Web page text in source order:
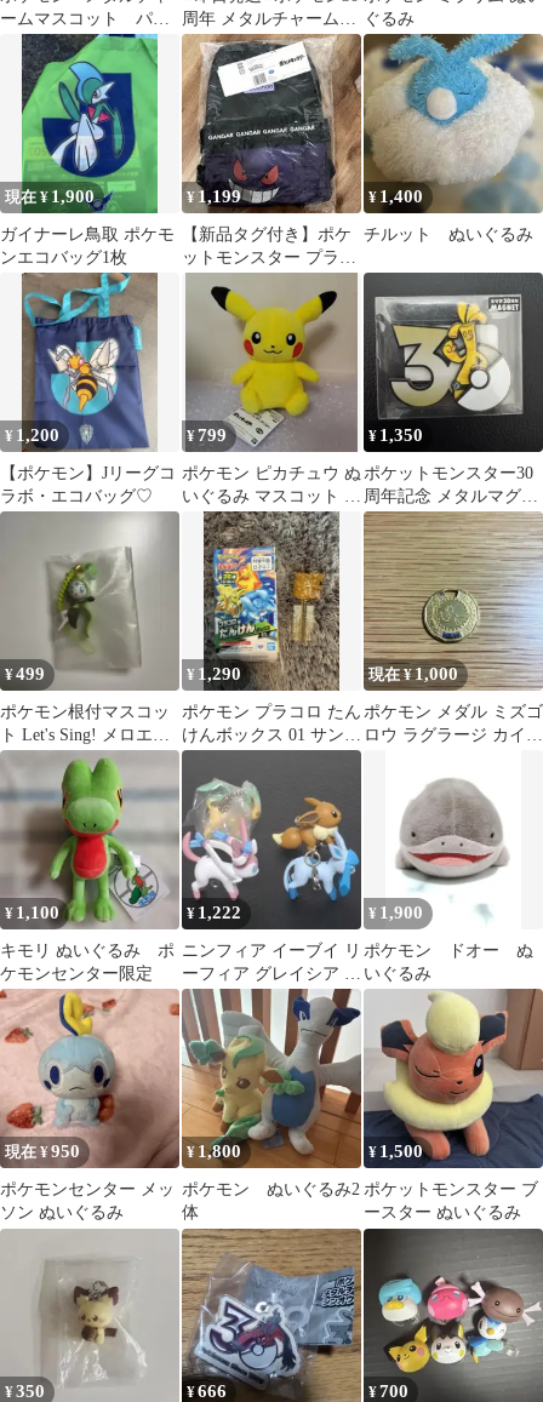
ームマスコット パル
キア 1点
周年 メタルチャームマ
スコット ミュウツー
ぐるみ
現在 ¥ 1,900
ガイナーレ鳥取 ポケモ
ンエコバッグ1枚
¥ 1,199
【新品タグ付き】ポケ
ットモンスター プラチ
ュック ゲンガー
¥ 1,400
チルット ぬいぐるみ
¥ 1,200
【ポケモン】Jリーグコ
ラボ・エコバッグ♡
¥799
ポケモン ピカチュウ ぬ
いぐるみ マスコット ポ
ケットモンスター はら
ぺこもよう
¥ 1,350
ポケットモンスター30
周年記念 メタルマグネ
ット サーフゴー
¥499
ポケモン根付マスコッ
ト Let's Sing! メロエッ
タ
¥ 1,290
ポケモン プラコロ たん
けんボックス 01 サンダ
ー 横向き【レア】
現在 ¥1,000
ポケモン メダル ミズゴ
ロウ ラグラージ カイオ
¥ 1,100
キモリ ぬいぐるみ ポ
ケモンセンター限定
¥ 1,222
ニンフィア イーブイ リ
ーフィア グレイシア つ
まんでつなげてマスコ
ット
¥ 1,900
ポケモン ドオー ぬ
いぐるみ
現在 ¥950
ポケモンセンター メッ
ソン ぬいぐるみ
¥ 1,800
ポケモン ぬいぐるみ2
体
¥ 1,500
ポケットモンスター ブ
ースター ぬいぐるみ
¥350 ¥666 ¥700